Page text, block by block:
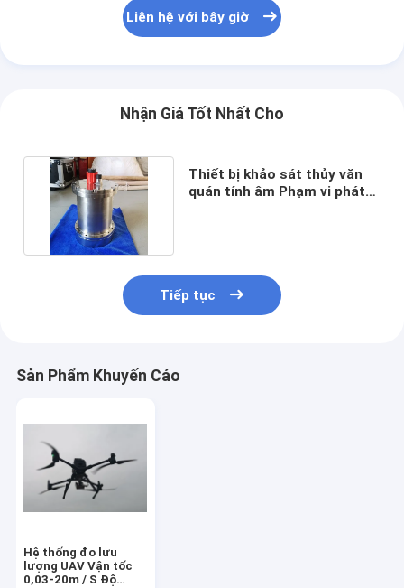
Liên hệ với bây giờ
Nhận Giá Tốt Nhất Cho
Thiết bị khảo sát thủy văn
quán tính âm Phạm vi phát
Tiếp tục
Sản Phẩm Khuyến Cáo
Hệ thống đo lưu
lượng UAV Vận tốc
0,03-20m / S Độ